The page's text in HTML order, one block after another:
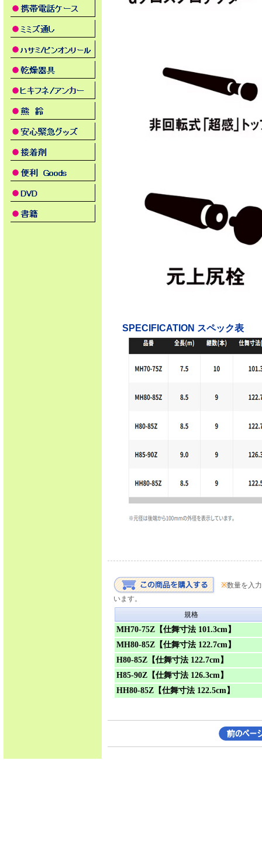
SPECIFICATION スペック表
※数量を入
います。
規格
MH70-75Z【仕舞寸法 101.3cm】
MH80-85Z【仕舞寸法 122.7cm】
H80-85Z【仕舞寸法 122.7cm】
H85-90Z【仕舞寸法 126.3cm】
HH80-85Z【仕舞寸法 122.5cm】